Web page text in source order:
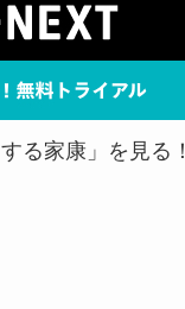
る家康」を見る！